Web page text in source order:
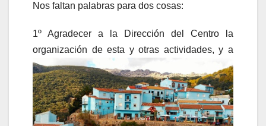
Nos faltan palabras para dos cosas:
1º Agradecer a la Dirección del Centro la
organización de esta y otras actividades, y a